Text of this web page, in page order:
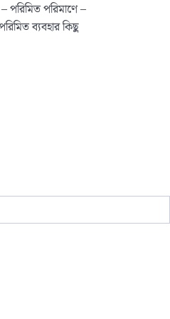
পরিমিত পরিমাণে –
ব্যবহার কিছু